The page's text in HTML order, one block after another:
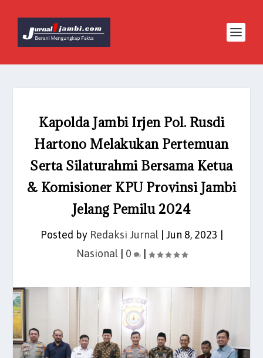
Kapolda Jambi Irjen Pol. Rusdi
Hartono Melakukan Pertemuan
Serta Silaturahmi Bersama Ketua
& Komisioner KPU Provinsi Jambi
Jelang Pemilu 2024
Posted by Redaksi Jurnal| Jun 8, 2023
Nasional| 0 |